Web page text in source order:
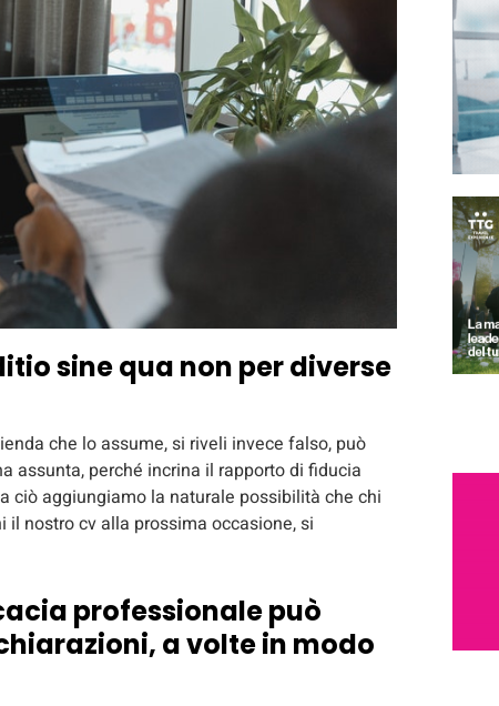
sine qua non per diverse
che lo assume, si riveli invece falso, può
assunta, perché incrina il rapporto di fiducia
ciò aggiungiamo la naturale possibilità che chi
nostro cv alla prossima occasione, si
professionale può
a volte in modo